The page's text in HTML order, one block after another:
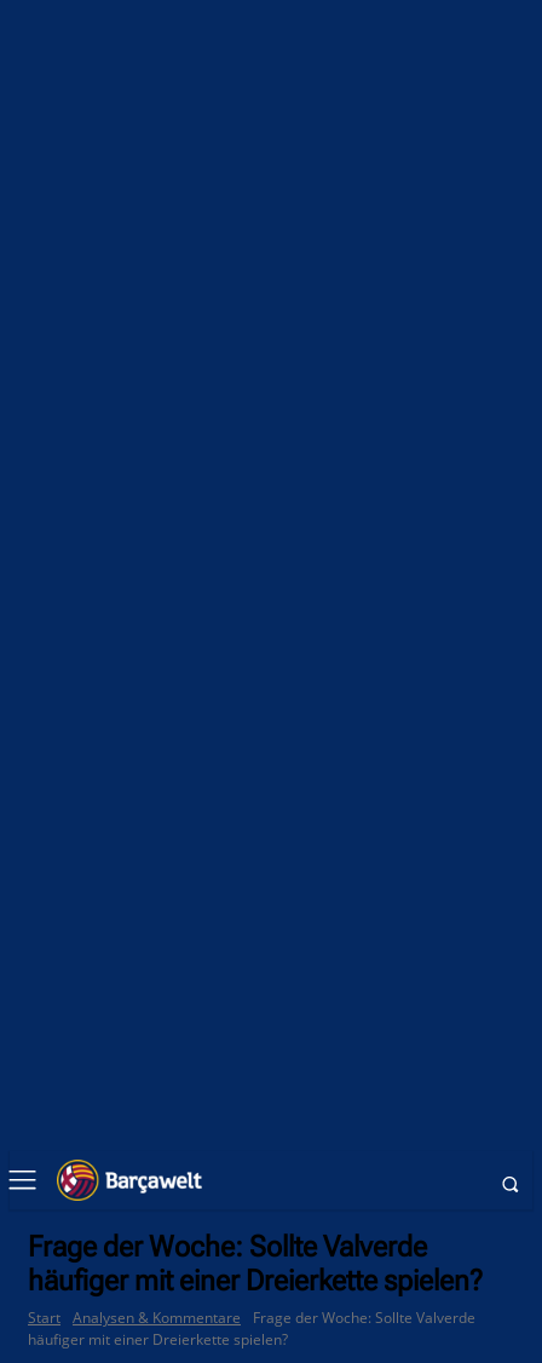
Frage der Woche: Sollte Valverde
häufiger mit einer Dreierkette spielen?
Start Analysen & Kommentare
Frage der Woche: Sollte Valverde
häufiger mit einer Dreierkette spielen?